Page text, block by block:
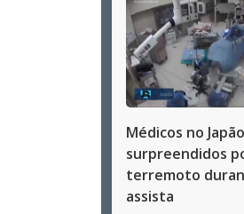
Médicos no
surpreendidos
terremoto
assista